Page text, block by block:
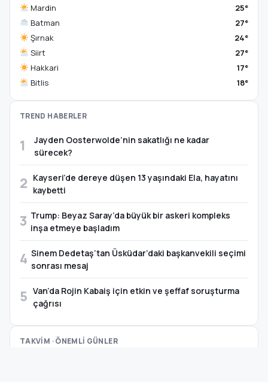
Mardin
25°
Batman
27°
Şırnak
24°
Siirt
27°
Hakkari
17°
Bitlis
18°
TREND HABERLER
1
Jayden Oosterwolde’nin sakatlığı ne kadar
sürecek?
2 Kayseri’de dereye düşen 13 yaşındaki Ela, hayatını
kaybetti
3 Trump: Beyaz Saray’da büyük bir askeri kompleks
inşa etmeye başladım
4 Sinem Dedetaş’tan Üsküdar’daki başkanvekili seçimi
sonrası mesaj
5 Van’da Rojin Kabaiş için etkin ve şeffaf soruşturma
çağrısı
TAKVİM · ÖNEMLİ GÜNLER